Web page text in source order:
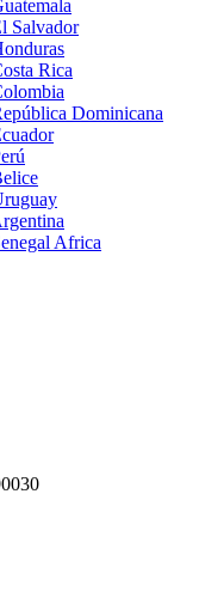
Salvador
Rica
Dominicana
Africa